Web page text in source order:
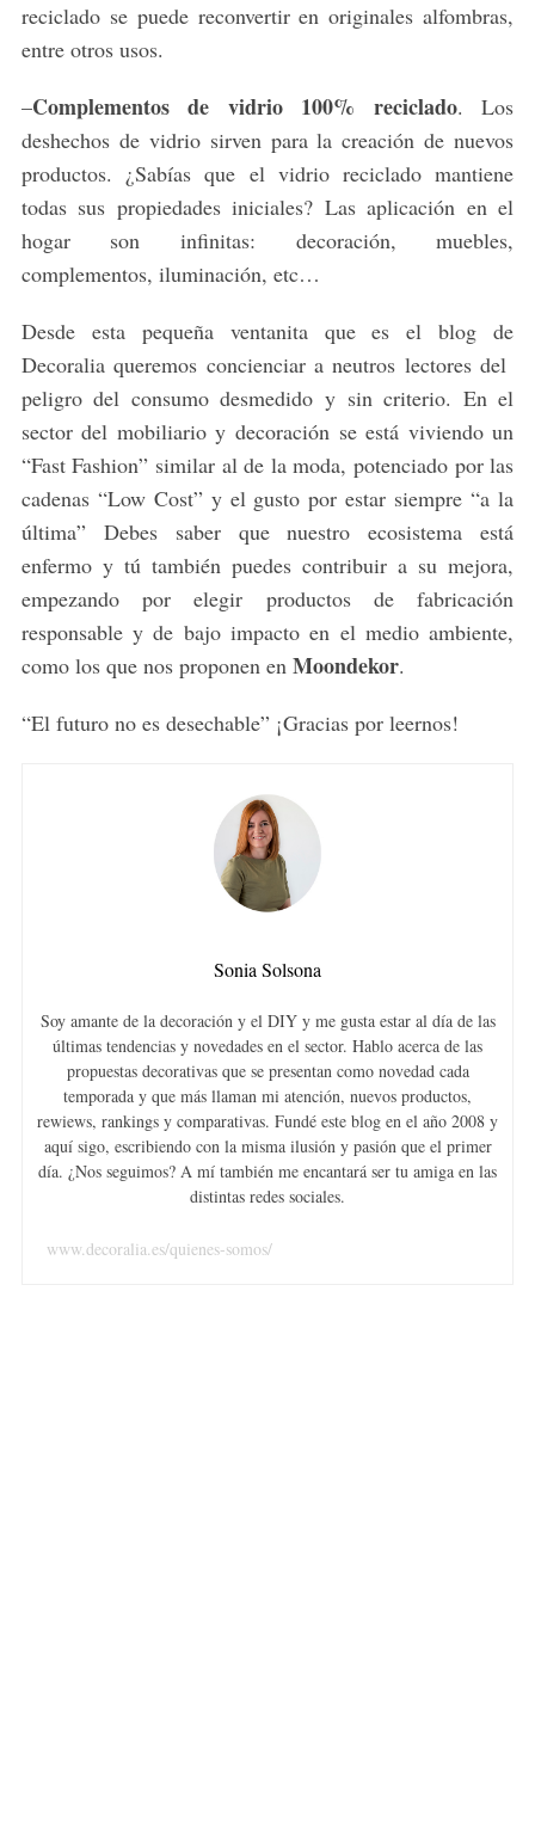
reciclado se puede reconvertir en originales alfombras,
entre otros usos.
–Complementos de vidrio 100% reciclado. Los
deshechos de vidrio sirven para la creación de nuevos
productos. ¿Sabías que el vidrio reciclado mantiene
todas sus propiedades iniciales? Las aplicación en el
hogar son infinitas: decoración, muebles,
complementos, iluminación, etc…
Desde esta pequeña ventanita que es el blog de
Decoralia queremos concienciar a neutros lectores del
peligro del consumo desmedido y sin criterio. En el
sector del mobiliario y decoración se está viviendo un
“Fast Fashion” similar al de la moda, potenciado por las
cadenas “Low Cost” y el gusto por estar siempre “a la
última” Debes saber que nuestro ecosistema está
enfermo y tú también puedes contribuir a su mejora,
empezando por elegir productos de fabricación
responsable y de bajo impacto en el medio ambiente,
como los que nos proponen en Moondekor.
“El futuro no es desechable” ¡Gracias por leernos!
Sonia Solsona
Soy amante de la decoración y el DIY y me gusta estar al día de las
últimas tendencias y novedades en el sector. Hablo acerca de las
propuestas decorativas que se presentan como novedad cada
temporada y que más llaman mi atención, nuevos productos,
rewiews, rankings y comparativas. Fundé este blog en el año 2008 y
aquí sigo, escribiendo con la misma ilusión y pasión que el primer
día. ¿Nos seguimos? A mí también me encantará ser tu amiga en las
distintas redes sociales.
www.decoralia.es/quienes-somos/
c
h
f
o
r
: